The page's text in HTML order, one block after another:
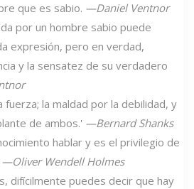
que es sabio. —Daniel Ventnor
por un hombre sabio puede
expresión, pero en verdad,
y la sensatez de su verdadero
fuerza; la maldad por la debilidad, y
de ambos.' —Bernard Shanks
hablar y es el privilegio de
—Oliver Wendell Holmes
difícilmente puedes decir que hay